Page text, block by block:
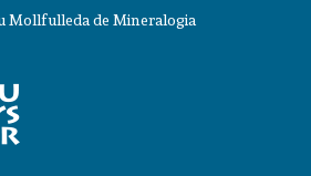
Mollfulleda de Mineralogia